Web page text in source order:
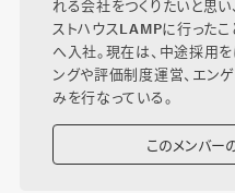
れる会社をつくりたいと思
ストハウスLAMPに行った
へ入社。現在は、中途採用
ングや評価制度運営、エン
みを行なっている。
このメンバー